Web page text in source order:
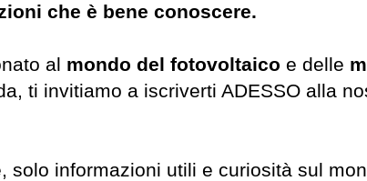
che è bene conoscere.
al mondo del fotovoltaico e delle
ti invitiamo a iscriverti ADESSO alla
informazioni utili e curiosità sul